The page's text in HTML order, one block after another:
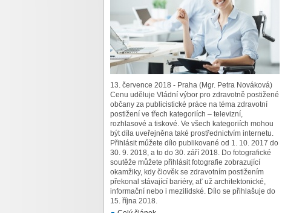
13. července 2018 - Praha (Mgr. Petra Nováková)
Cenu uděluje Vládní výbor pro zdravotně postižené
občany za publicistické práce na téma zdravotní
postižení ve třech kategoriích – televizní,
rozhlasové a tiskové. Ve všech kategoriích mohou
být díla uveřejněna také prostřednictvím internetu.
Přihlásit můžete dílo publikované od 1. 10. 2017 do
30. 9. 2018, a to do 30. září 2018. Do fotografické
soutěže můžete přihlásit fotografie zobrazující
okamžiky, kdy člověk se zdravotním postižením
překonal stávající bariéry, ať už architektonické,
informační nebo i mezilidské. Dílo se přihlašuje do
15. října 2018.